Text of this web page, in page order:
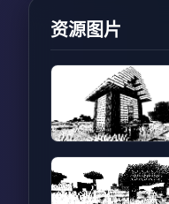
资源图片